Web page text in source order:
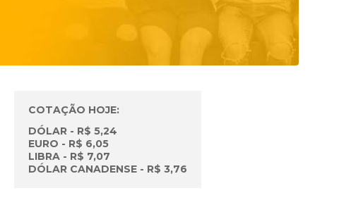
COTAÇÃO HOJE:
DÓLAR - R$ 5,24
EURO - R$ 6,05
LIBRA - R$ 7,07
DÓLAR CANADENSE - R$ 3,76